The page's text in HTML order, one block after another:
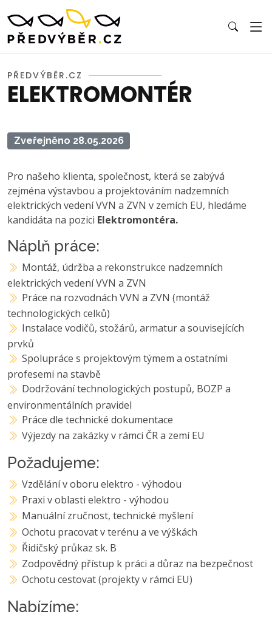
PŘEDVÝBĚR.CZ
ELEKTROMONTÉR
Zveřejněno 28.05.2026
Pro našeho klienta, společnost, která se zabývá
zejména výstavbou a projektováním nadzemních
elektrických vedení VVN a ZVN v zemích EU, hledáme
kandidáta na pozici Elektromontéra.
Náplň práce:
Montáž, údržba a rekonstrukce nadzemních
elektrických vedení VVN a ZVN
Práce na rozvodnách VVN a ZVN (montáž
technologických celků)
Instalace vodičů, stožárů, armatur a souvisejících
prvků
Spolupráce s projektovým týmem a ostatními
profesemi na stavbě
Dodržování technologických postupů, BOZP a
environmentálních pravidel
Práce dle technické dokumentace
Výjezdy na zakázky v rámci ČR a zemí EU
Požadujeme:
Vzdělání v oboru elektro - výhodou
Praxi v oblasti elektro - výhodou
Manuální zručnost, technické myšlení
Ochotu pracovat v terénu a ve výškách
Řidičský průkaz sk. B
Zodpovědný přístup k práci a důraz na bezpečnost
Ochotu cestovat (projekty v rámci EU)
Nabízíme: